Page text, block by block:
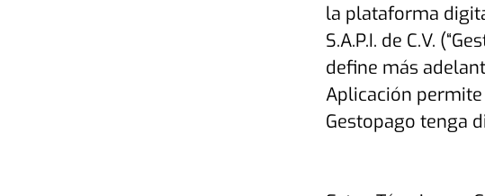
la plataforma
S.A.P.I. de C.V. (“
define más
Aplicación
Gestopago tenga